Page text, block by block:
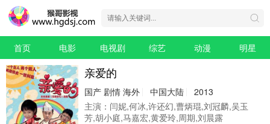
首页 电影 电视剧 综艺 动漫 明星
亲爱的
国产 剧情 海外 中国大陆
2013
主演： 闫妮,何冰,许还幻,曹炳琨,刘冠麟,吴玉
芳,胡小庭,马嘉宏,黄爱玲,周期,刘晨露